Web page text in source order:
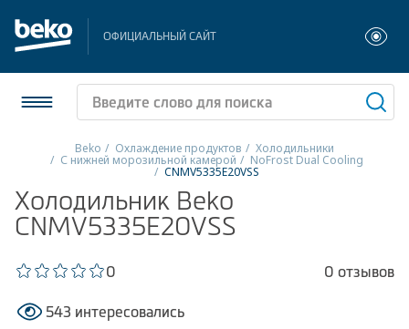
ОФИЦИАЛЬНЫЙ САЙТ
Стиральные и сушильные машины
Посудомоечные машины
Плиты
Beko Охлаждение продуктов Холодильники
С нижней морозильной камерой NoFrost Dual Cooling
CNMV5335E20VSS
Холодильник Beko
CNMV5335E20VSS
0 0 отзывов
543 интересовались